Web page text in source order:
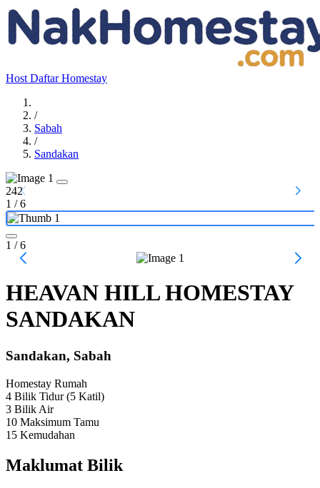
Host Daftar Homestay
/
Sabah
/
Sandakan
242
1 /6
1 / 6
HEAVAN HILL HOMESTAY
SANDAKAN
Sandakan, Sabah
Homestay Rumah
4 Bilik Tidur(5 Katil)
3 Bilik Air
10 Maksimum Tamu
15 Kemudahan
Maklumat Bilik